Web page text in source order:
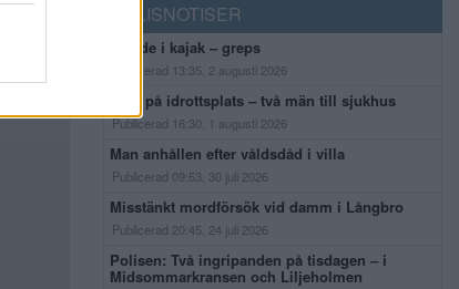
POLISNOTISER
Flydde i kajak – greps
Publicerad 13:35, 2 augusti 2026
Bråk på idrottsplats – två män till sjukhus
Publicerad 16:30, 1 augusti 2026
Man anhållen efter våldsdåd i villa
Publicerad 09:53, 30 juli 2026
Misstänkt mordförsök vid damm i Långbro
Publicerad 20:45, 24 juli 2026
Polisen: Två ingripanden på tisdagen – i
Midsommarkransen och Liljeholmen